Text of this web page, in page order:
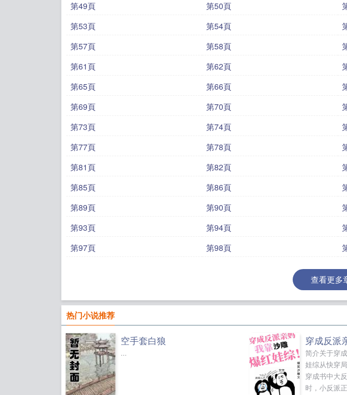
第49頁
第50頁
第53頁
第54頁
第57頁
第58頁
第61頁
第62頁
第65頁
第66頁
第69頁
第70頁
第73頁
第74頁
第77頁
第78頁
第81頁
第82頁
第85頁
第86頁
第89頁
第90頁
第93頁
第94頁
第97頁
第98頁
查看更多
热门小说推荐
空手套白狼
...
简介关于穿
娃综从快穿
穿成书中大
时，小反派